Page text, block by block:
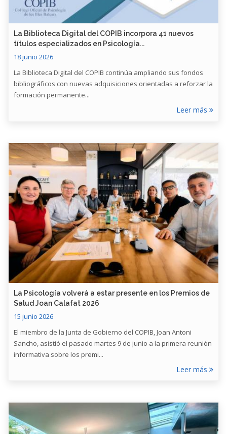
​La Biblioteca Digital del COPIB incorpora 41 nuevos
títulos especializados en Psicología...
18 junio 2026
La Biblioteca Digital del COPIB continúa ampliando sus fondos
bibliográficos con nuevas adquisiciones orientadas a reforzar la
formación permanente...
Leer más
​La Psicología volverá a estar presente en los Premios de
Salud Joan Calafat 2026
15 junio 2026
El miembro de la Junta de Gobierno del COPIB, Joan Antoni
Sancho, asistió el pasado martes 9 de junio a la primera reunión
informativa sobre los premi...
Leer más